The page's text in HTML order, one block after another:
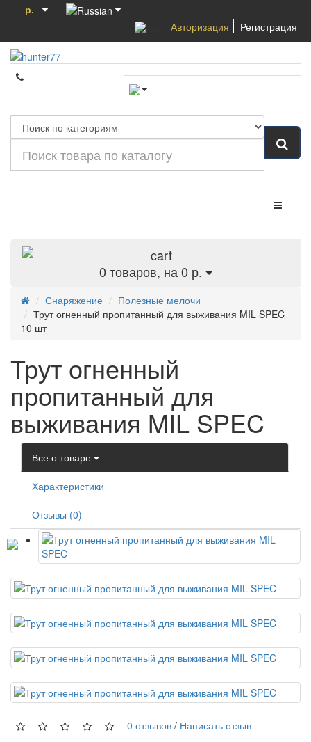
р.
Авторизация
Регистрация
0 товаров, на 0 р.
Снаряжение
Полезные мелочи
Трут огненный пропитанный для выживания MIL SPEC
10 шт
Трут огненный
пропитанный для
выживания MIL SPEC
Все о товаре
Характеристики
Отзывы (0)
0 отзывов / Написать отзыв